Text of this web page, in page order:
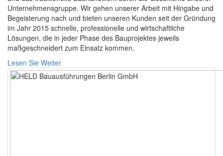
Unternehmensgruppe. Wir gehen unserer Arbeit mit Hingabe und
Begeisterung nach und bieten unseren Kunden seit der Gründung
im Jahr 2015 schnelle, professionelle und wirtschaftliche
Lösungen, die in jeder Phase des Bauprojektes jeweils
maßgeschneidert zum Einsatz kommen.
Lesen Sie Weiter